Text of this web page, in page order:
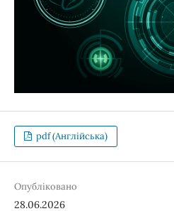
pdf (Англійська)
Опубліковано
28.06.2026